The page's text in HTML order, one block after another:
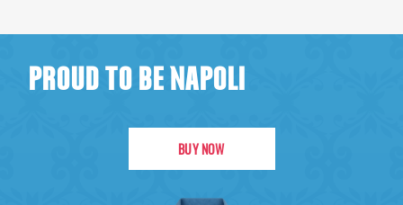
PROUD TO BE NAPOLI
BUY NOW